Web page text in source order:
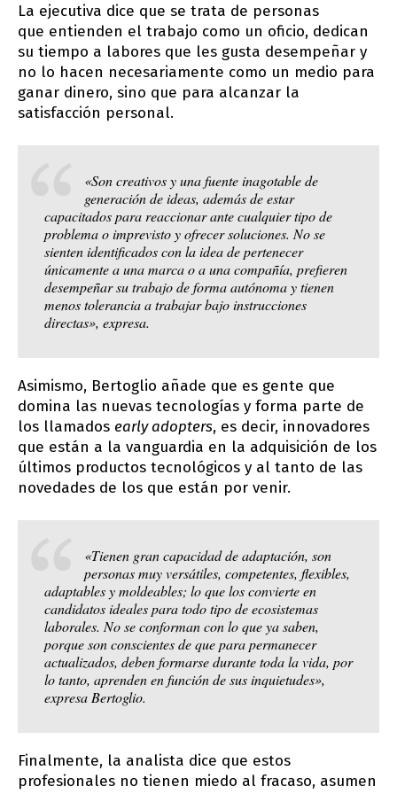
La ejecutiva dice que se trata de personas
que entienden el trabajo como un oficio, dedican
su tiempo a labores que les gusta desempeñar y
no lo hacen necesariamente como un medio para
ganar dinero, sino que para alcanzar la
satisfacción personal.
«Son creativos y una fuente inagotable de
generación de ideas, además de estar
capacitados para reaccionar ante cualquier tipo de
problema o imprevisto y ofrecer soluciones. No se
sienten identificados con la idea de pertenecer
únicamente a una marca o a una compañía, prefieren
desempeñar su trabajo de forma autónoma y tienen
menos tolerancia a trabajar bajo instrucciones
directas», expresa.
Asimismo, Bertoglio añade que es gente que
domina las nuevas tecnologías y forma parte de
los llamados early adopters, es decir, innovadores
que están a la vanguardia en la adquisición de los
últimos productos tecnológicos y al tanto de las
novedades de los que están por venir.
«Tienen gran capacidad de adaptación, son
personas muy versátiles, competentes, flexibles,
adaptables y moldeables; lo que los convierte en
candidatos ideales para todo tipo de ecosistemas
laborales. No se conforman con lo que ya saben,
porque son conscientes de que para permanecer
actualizados, deben formarse durante toda la vida, por
lo tanto, aprenden en función de sus inquietudes»,
expresa Bertoglio.
Finalmente, la analista dice que estos
profesionales no tienen miedo al fracaso, asumen